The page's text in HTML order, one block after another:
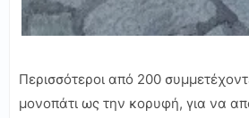
Περισσότεροι από 200
μονοπάτι ως την κορυφή, για να